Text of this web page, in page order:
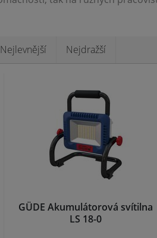
Nejlevnější Nejdražší
GÜDE Akumulátorová svítilna
LS 18-0